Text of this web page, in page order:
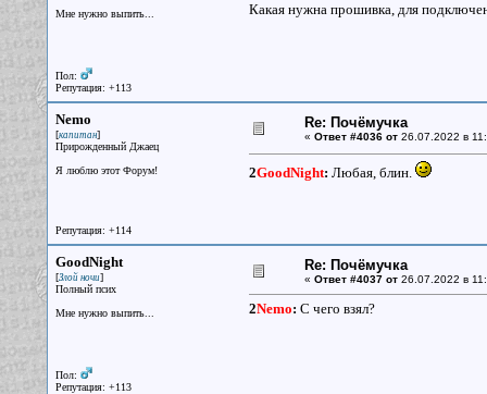
Мне нужно выпить...
Пол:
Репутация: +113
Какая нужна прошивка, для
Nemo
[капитан]
Прирожденный Джаец
Я люблю этот Форум!
Репутация: +114
Re: Почёмучка
« Ответ #4036 от26.07.2022 в
2GoodNight: Любая, блин.
GoodNight
[Злой ночи]
Полный псих
Мне нужно выпить...
Пол:
Репутация: +113
Re: Почёмучка
« Ответ #4037 от26.07.2022 в
2Nemo: С чего взял?